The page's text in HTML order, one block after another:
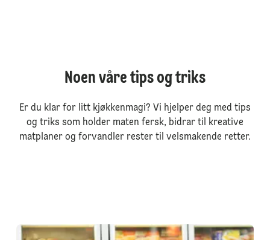
Noen våre tips og triks
Er du klar for litt kjøkkenmagi? Vi hjelper deg med tips
og triks som holder maten fersk, bidrar til kreative
matplaner og forvandler rester til velsmakende retter.